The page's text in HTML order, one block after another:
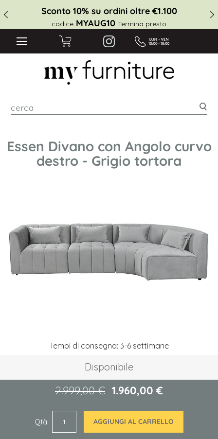
Sconto 10% su ordini oltre €1.100
codice MYAUG10 Termina presto
Essen Divano con Angolo curvo
destro - Grigio tortora
Tempi di consegna: 3-6 settimane
Disponibile
1.960,00 €
2.999,00 €
Qtà AGGIUNGI AL CARRELLO
immagini